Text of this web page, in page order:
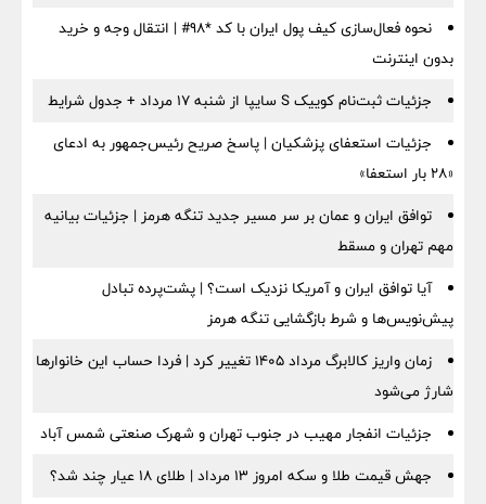
نحوه فعال‌سازی کیف پول ایران با کد *98# | انتقال وجه و خرید
بدون اینترنت
جزئیات ثبت‌نام کوییک S سایپا از شنبه ۱۷ مرداد + جدول شرایط
جزئیات استعفای پزشکیان | پاسخ صریح رئیس‌جمهور به ادعای
«۲۸ بار استعفا»
توافق ایران و عمان بر سر مسیر جدید تنگه هرمز | جزئیات بیانیه
مهم تهران و مسقط
آیا توافق ایران و آمریکا نزدیک است؟ | پشت‌پرده تبادل
پیش‌نویس‌ها و شرط بازگشایی تنگه هرمز
زمان واریز کالابرگ مرداد ۱۴۰۵ تغییر کرد | فردا حساب این خانوارها
شارژ می‌شود
جزئیات انفجار مهیب در جنوب تهران و شهرک صنعتی شمس آباد
جهش قیمت طلا و سکه امروز ۱۳ مرداد | طلای ۱۸ عیار چند شد؟